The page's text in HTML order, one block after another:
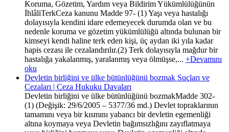
Koruma, Gözetim, Yardım veya Bildirim Yükümlülüğünün
İhlâliTerkCeza kanunu Madde 97- (1) Yaşı veya hastalığı
dolayısıyla kendini idare edemeyecek durumda olan ve bu
nedenle koruma ve gözetim yükümlülüğü altında bulunan bir
kimseyi kendi haline terk eden kişi, üç aydan iki yıla kadar
hapis cezası ile cezalandırılır.(2) Terk dolayısıyla mağdur bir
hastalığa yakalanmış, yaralanmış veya ölmüşse,... +Devamını
oku
Devletin birliğini ve ülke bütünlüğünü bozmak Suçları ve
Cezaları | Ceza Hukuku Davaları
Devletin birliğini ve ülke bütünlüğünü bozmakMadde 302-
(1) (Değişik: 29/6/2005 – 5377/36 md.) Devlet topraklarının
tamamını veya bir kısmını yabancı bir devletin egemenliği
altına koymaya veya Devletin bağımsızlığını zayıflatmaya